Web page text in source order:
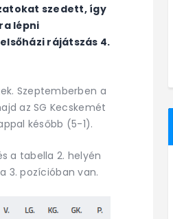
szedett, így
lépni
rájátszás 4.
Szeptemberben a
az SG Kecskemét
később (5-1).
a tabella 2. helyén
3. pozícióban van.